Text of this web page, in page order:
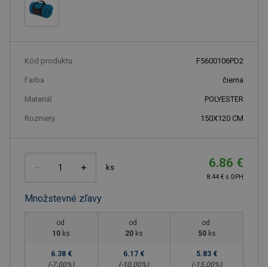
Kód produktu F5600106PD2
Farba čierna
Materiál POLYESTER
Rozmery 150X120 CM
ks 6.86 €
8.44 € s DPH
Množstevné zľavy
od
10 ks
6.38 €
(-7.00%)
od
20 ks
6.17 €
(-10.00%)
od
50 ks
5.83 €
(-15.00%)